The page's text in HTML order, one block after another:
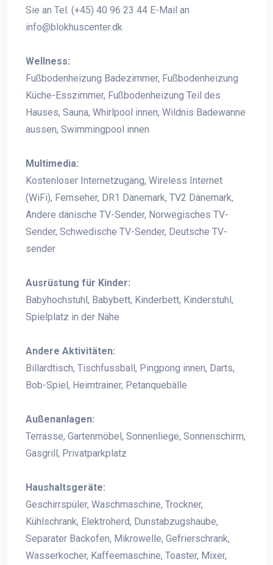
Sie an Tel. (+45) 40 96 23 44 E-Mail an
info@blokhuscenter.dk
Wellness:
Fußbodenheizung Badezimmer, Fußbodenheizung
Küche-Esszimmer, Fußbodenheizung Teil des
Hauses, Sauna, Whirlpool innen, Wildnis Badewanne
aussen, Swimmingpool innen
Multimedia:
Kostenloser Internetzugang, Wireless Internet
(WiFi), Fernseher, DR1 Dänemark, TV2 Dänemark,
Andere dänische TV-Sender, Norwegisches TV-
Sender, Schwedische TV-Sender, Deutsche TV-
sender
Ausrüstung für Kinder:
Babyhochstuhl, Babybett, Kinderbett, Kinderstuhl,
Spielplatz in der Nähe
Andere Aktivitäten:
Billardtisch, Tischfussball, Pingpong innen, Darts,
Bob-Spiel, Heimtrainer, Petanquebälle
Außenanlagen:
Terrasse, Gartenmöbel, Sonnenliege, Sonnenschirm,
Gasgrill, Privatparkplatz
Haushaltsgeräte:
Geschirrspüler, Waschmaschine, Trockner,
Kühlschrank, Elektroherd, Dunstabzugshaube,
Separater Backofen, Mikrowelle, Gefrierschrank,
Wasserkocher, Kaffeemaschine, Toaster, Mixer,